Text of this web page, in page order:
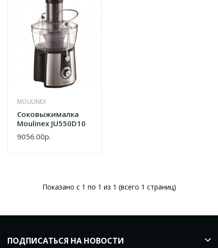
MOULINEX
Соковыжималка
Moulinex JU550D10
9056.00р.
Показано с 1 по 1 из 1 (всего 1 страниц)
ПОДПИСАТЬСЯ НА НОВОСТИ